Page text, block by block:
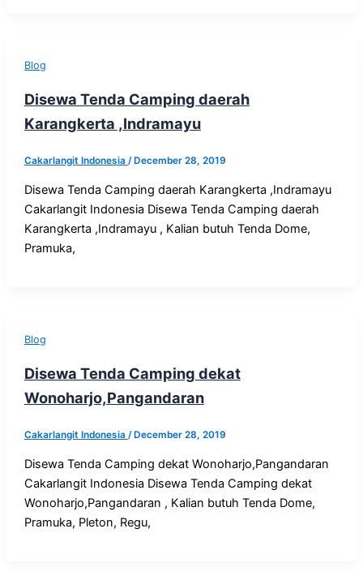
Blog
Disewa Tenda Camping daerah
Karangkerta ,Indramayu
Cakarlangit Indonesia / December 28, 2019
Disewa Tenda Camping daerah Karangkerta ,Indramayu
Cakarlangit Indonesia Disewa Tenda Camping daerah
Karangkerta ,Indramayu , Kalian butuh Tenda Dome,
Pramuka,
Blog
Disewa Tenda Camping dekat
Wonoharjo,Pangandaran
Cakarlangit Indonesia / December 28, 2019
Disewa Tenda Camping dekat Wonoharjo,Pangandaran
Cakarlangit Indonesia Disewa Tenda Camping dekat
Wonoharjo,Pangandaran , Kalian butuh Tenda Dome,
Pramuka, Pleton, Regu,